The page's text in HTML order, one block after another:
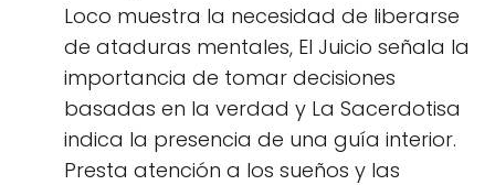
Loco muestra la necesidad de liberarse
de ataduras mentales, El Juicio señala la
importancia de tomar decisiones
basadas en la verdad y La Sacerdotisa
indica la presencia de una guía interior.
Presta atención a los sueños y las